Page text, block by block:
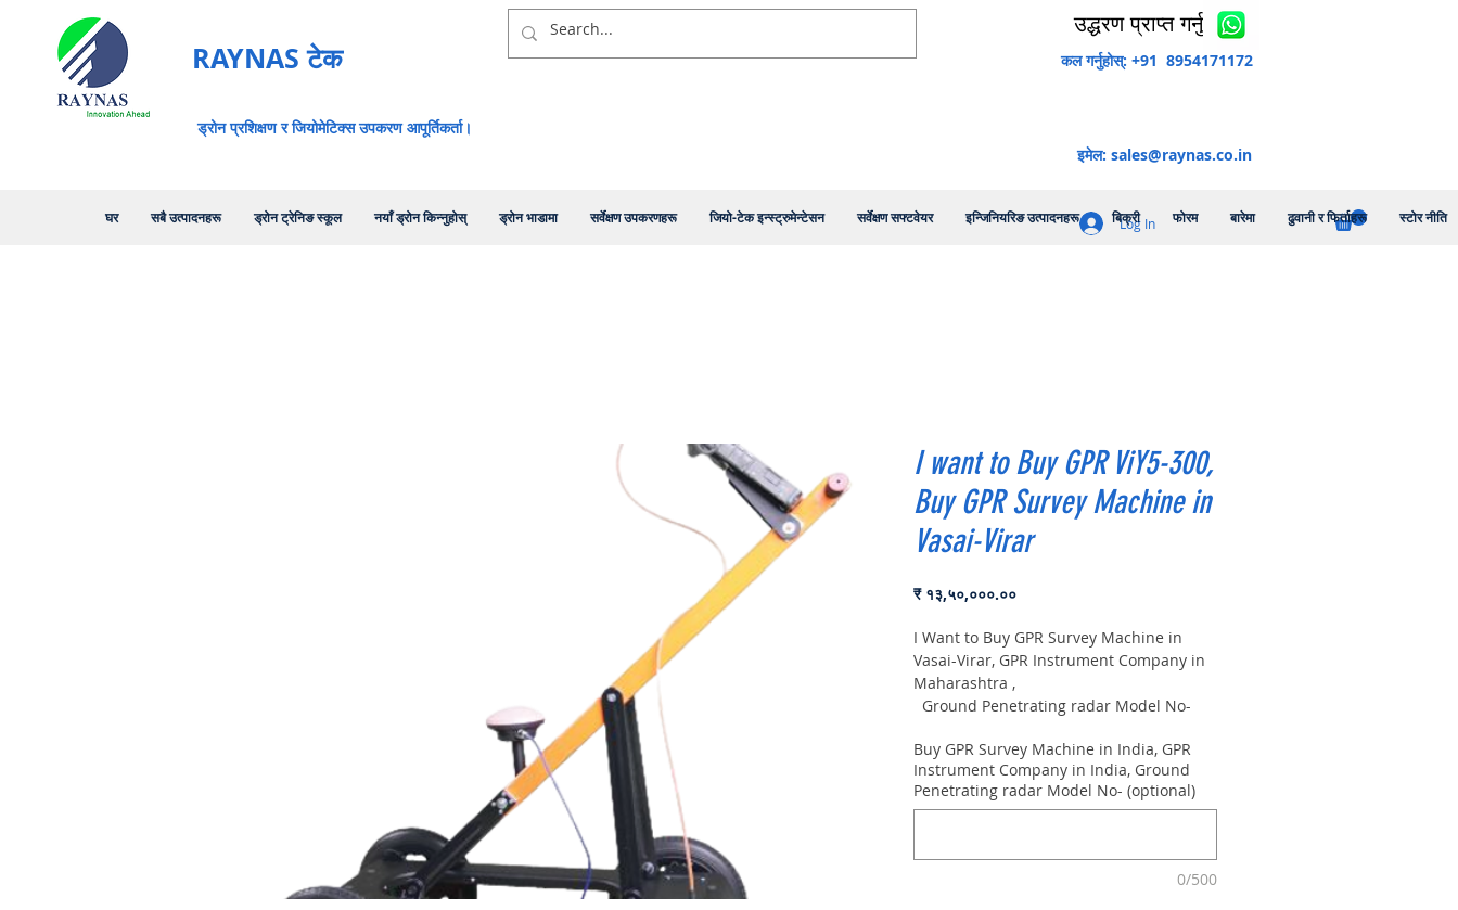
घर सबै उत्पादनहरू ड्रोन ट्रेनिङ स्कूल नयाँ ड्रोन किन्नुहोस् ड्रोन भाडामा सर्वेक्षण उपकरणहरू जियो-टेक इन्स्ट्रुमेन्टेसन सर्वेक्षण सफ्टवेयर इन्जिनियरिङ उत्पादनहरू बिक्री फोरम बारेमा ढुवानी र फिर्ताहरू स्टोर नीति
RAYNAS टेक
ड्रोन प्रशिक्षण र जियोमेटिक्स उपकरण आपूर्तिकर्ता।
उद्धरण प्राप्त गर्नुहोस्
कल गर्नुहोस्: +91 8954171172
इमेल: sales@raynas.co.in
Log In
I want to Buy GPR ViY5-300,
Buy GPR Survey Machine in
Vasai-Virar
₹ १३,५०,०००.००Price
I Want to Buy GPR Survey Machine in
Vasai-Virar, GPR Instrument Company in
Maharashtra ,
Ground Penetrating radar Model No-
depth: 8m
Buy GPR Survey Machine in India, GPR
Instrument Company in India, Ground
Penetrating radar Model No- (optional)
0/500